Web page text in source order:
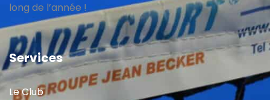
long de l’année !
Services
Le Club